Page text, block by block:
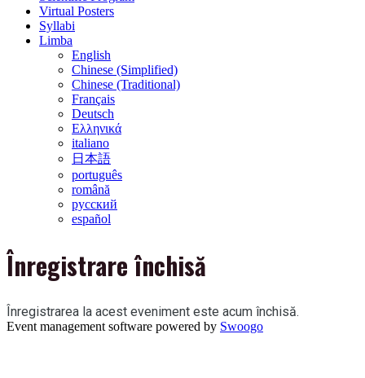
Virtual Posters
Syllabi
Limba
English
Chinese (Simplified)
Chinese (Traditional)
Français
Deutsch
Ελληνικά
italiano
日本語
português
română
русский
español
Înregistrare închisă
Înregistrarea la acest eveniment este acum închisă.
Event management software powered by Swoogo